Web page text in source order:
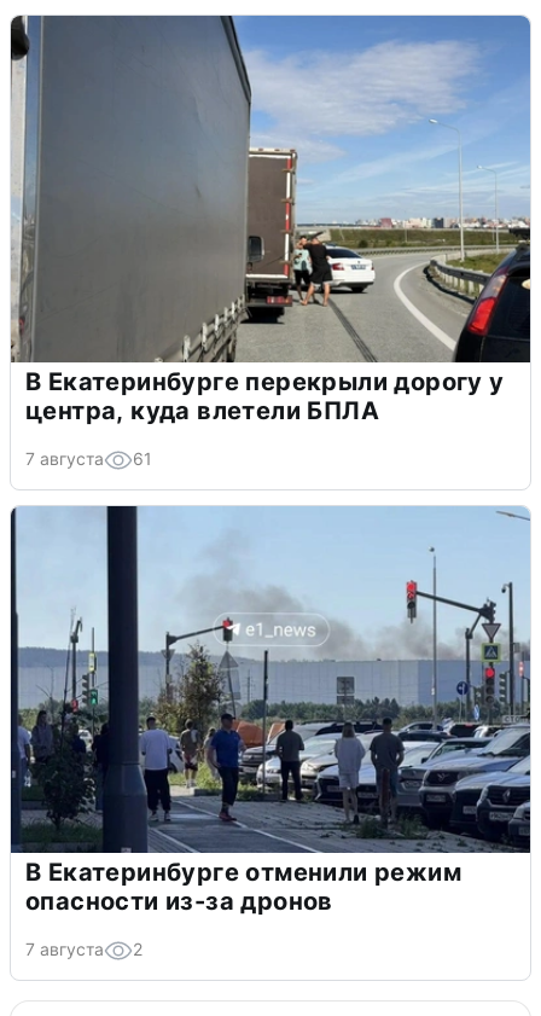
В Екатеринбурге перекрыли дорогу у
центра, куда влетели БПЛА
7 августа 61
В Екатеринбурге отменили режим
опасности из-за дронов
7 августа 2